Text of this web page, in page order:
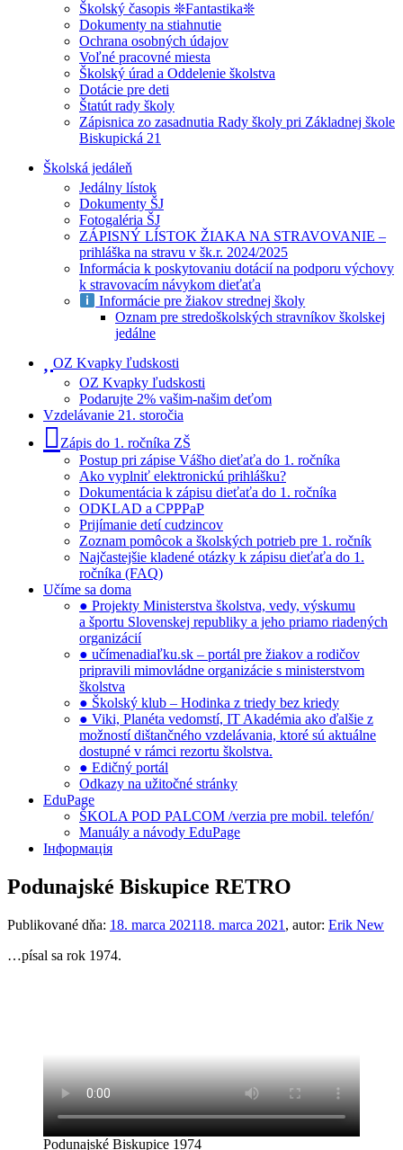
Školský časopis ❊Fantastika❊
Dokumenty na stiahnutie
Ochrana osobných údajov
Voľné pracovné miesta
Školský úrad a Oddelenie školstva
Dotácie pre deti
Štatút rady školy
Zápisnica zo zasadnutia Rady školy pri Základnej škole
Biskupická 21
Školská jedáleň
Jedálny lístok
Dokumenty ŠJ
Fotogaléria ŠJ
ZÁPISNÝ LÍSTOK ŽIAKA NA STRAVOVANIE –
prihláška na stravu v šk.r. 2024/2025
Informácia k poskytovaniu dotácií na podporu výchovy
k stravovacím návykom dieťaťa
Informácie pre žiakov strednej školy
Oznam pre stredoškolských stravníkov školskej
jedálne
OZ Kvapky ľudskosti
OZ Kvapky ľudskosti
Podarujte 2% vašim-našim deťom
Vzdelávanie 21. storočia
Zápis do 1. ročníka ZŠ
Postup pri zápise Vášho dieťaťa do 1. ročníka
Ako vyplniť elektronickú prihlášku?
Dokumentácia k zápisu dieťaťa do 1. ročníka
ODKLAD a CPPPaP
Prijímanie detí cudzincov
Zoznam pomôcok a školských potrieb pre 1. ročník
Najčastejšie kladené otázky k zápisu dieťaťa do 1.
ročníka (FAQ)
Učíme sa doma
● Projekty Ministerstva školstva, vedy, výskumu
a športu Slovenskej republiky a jeho priamo riadených
organizácií
● učímenadiaľku.sk – portál pre žiakov a rodičov
pripravili mimovládne organizácie s ministerstvom
školstva
● Školský klub – Hodinka z triedy bez kriedy
● Viki, Planéta vedomstí, IT Akadémia ako ďalšie z
možností dištančného vzdelávania, ktoré sú aktuálne
dostupné v rámci rezortu školstva.
● Edičný portál
Odkazy na užitočné stránky
EduPage
ŠKOLA POD PALCOM /verzia pre mobil. telefón/
Manuály a návody EduPage
Інформація
Podunajské Biskupice RETRO
Publikované dňa: 18. marca 202118. marca 2021 , autor: Erik New
…písal sa rok 1974.
Podunajské Biskupice 1974